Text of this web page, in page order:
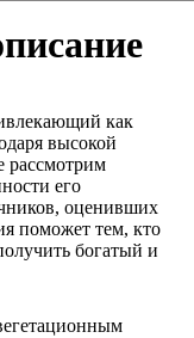
как
высокой
рассмотрим
его
оценивших
поможет тем, кто
богатый и